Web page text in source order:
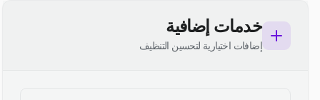
خدمات إضافية
إضافات اختيارية لتحسين التنظيف